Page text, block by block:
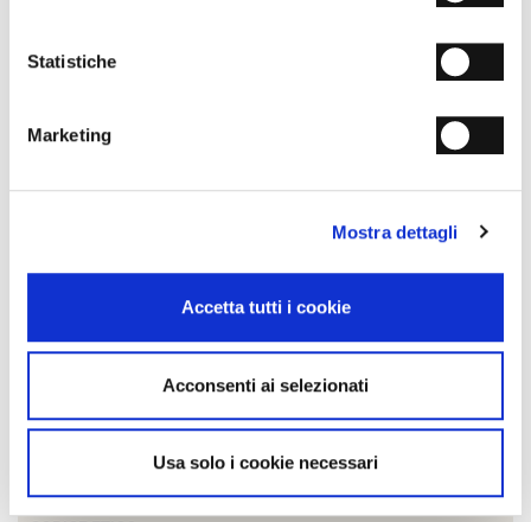
Statistiche
Marketing
Mostra dettagli
Accetta tutti i cookie
Acconsenti ai selezionati
Usa solo i cookie necessari
AZIENDA
PRODOTTI A MARCHIO PRIVATO
INFORMATIVA PRIVACY